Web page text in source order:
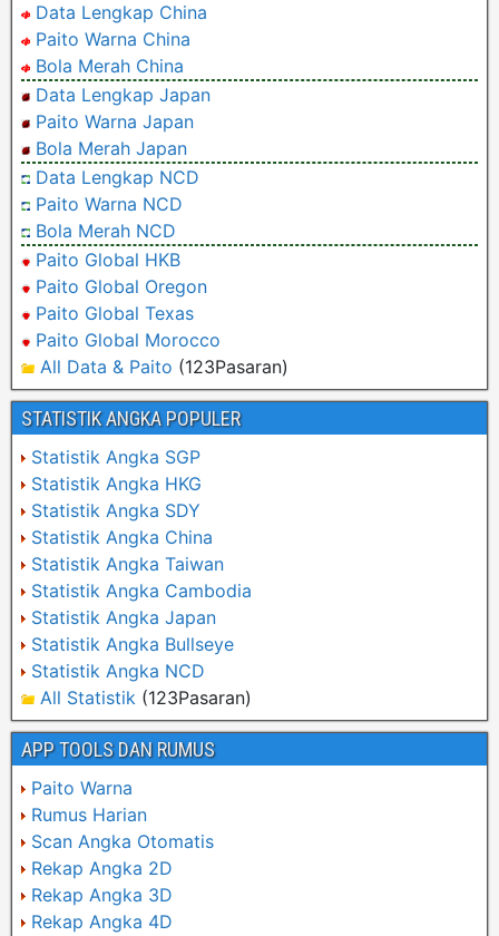
Data Lengkap China
Paito Warna China
Bola Merah China
Data Lengkap Japan
Paito Warna Japan
Bola Merah Japan
Data Lengkap NCD
Paito Warna NCD
Bola Merah NCD
Paito Global HKB
Paito Global Oregon
Paito Global Texas
Paito Global Morocco
All Data & Paito (123Pasaran)
STATISTIK ANGKA POPULER
Statistik Angka SGP
Statistik Angka HKG
Statistik Angka SDY
Statistik Angka China
Statistik Angka Taiwan
Statistik Angka Cambodia
Statistik Angka Japan
Statistik Angka Bullseye
Statistik Angka NCD
All Statistik (123Pasaran)
APP TOOLS DAN RUMUS
Paito Warna
Rumus Harian
Scan Angka Otomatis
Rekap Angka 2D
Rekap Angka 3D
Rekap Angka 4D